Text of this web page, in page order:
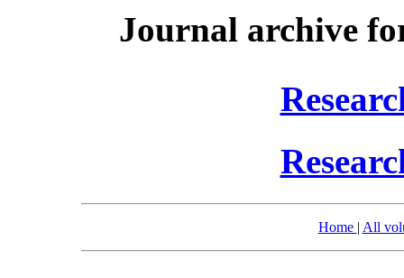
Journal archive
Home | All